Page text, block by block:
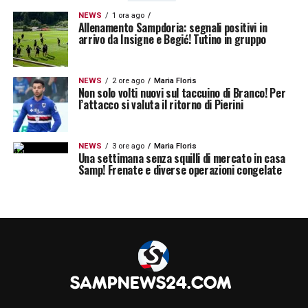
per i toscani di riscrivere una piccola parte
della loro storia, riducendo le distanze da un
club, la Sampdoria, che nel totale degli
scontri diretti ha quasi sempre avuto la
meglio.
LA PLAYLIST DELLE NOSTRE TOP NEWS
NEWS 1 ora ago
Allenamento Sampdoria: segnali positivi in
arrivo da Insigne e Begić! Tutino in gruppo
NEWS 2 ore ago Maria Floris
Non solo volti nuovi sul taccuino di Branco! Per
l’attacco si valuta il ritorno di Pierini
NEWS 3 ore ago Maria Floris
Una settimana senza squilli di mercato in casa
Samp! Frenate e diverse operazioni congelate